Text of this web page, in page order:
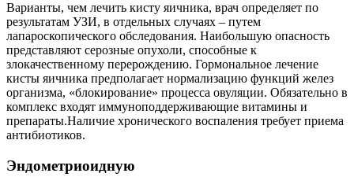
Варианты, чем лечить кисту яичника, врач определяет по
результатам УЗИ, в отдельных случаях – путем
лапароскопического обследования. Наибольшую опасность
представляют серозные опухоли, способные к
злокачественному перерождению. Гормональное лечение
кисты яичника предполагает нормализацию функций желез
организма, «блокирование» процесса овуляции. Обязательно в
комплекс входят иммуноподдерживающие­ витамины и
препараты.­Наличие хронического воспаления требует приема
антибиотиков.
Эндометриоидную